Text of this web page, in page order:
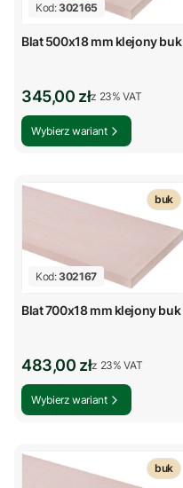
Kod:302165
Blat 500x18 mm klejony buk
Cena brutto
345,00 złz %s VAT
z 23% VAT
Wybierz wariant
Kod:302167
buk
Blat 700x18 mm klejony buk
Cena brutto
483,00 złz %s VAT
z 23% VAT
Wybierz wariant
buk